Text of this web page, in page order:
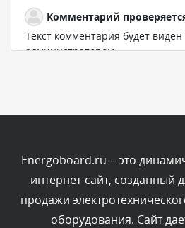
Комментарий
Текст комментария будет
администратором.
Комментарий
Текст комментария будет
администратором.
Energoboard.ru – это
интернет-сайт, созданный
продажи
оборудования. Сайт